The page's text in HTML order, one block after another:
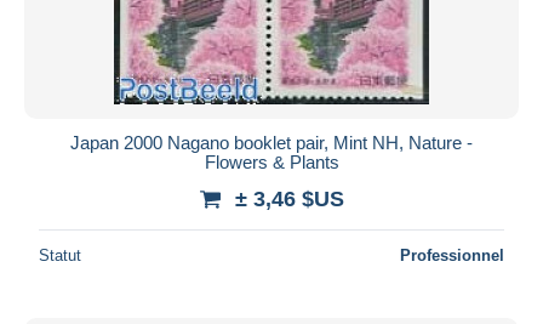
Japan 2000 Nagano booklet pair, Mint NH, Nature -
Flowers & Plants
± 3,46 $US
Statut Professionnel